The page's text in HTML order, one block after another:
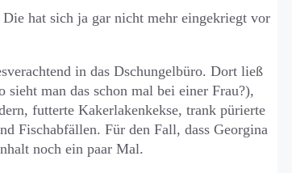
hat sich ja gar nicht mehr eingekriegt vor
in das Dschungelbüro. Dort ließ
man das schon mal bei einer Frau?),
futterte Kakerlakenkekse, trank pürierte
Fischabfällen. Für den Fall, dass Georgina
noch ein paar Mal.